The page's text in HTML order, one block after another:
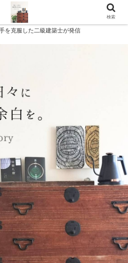
を克服した二級建築士が発信
検索